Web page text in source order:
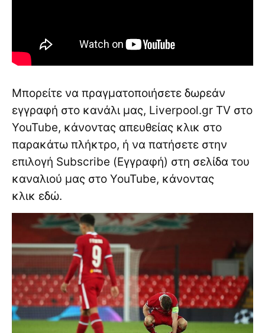
Μπορείτε να πραγματοποιήσετε δωρεάν
εγγραφή στο κανάλι μας, Liverpool.gr TV στο
YouTube, κάνοντας απευθείας κλικ στο
παρακάτω πλήκτρο, ή να πατήσετε στην
επιλογή Subscribe (Εγγραφή) στη σελίδα του
καναλιού μας στο YouTube, κάνοντας
κλικ εδώ.